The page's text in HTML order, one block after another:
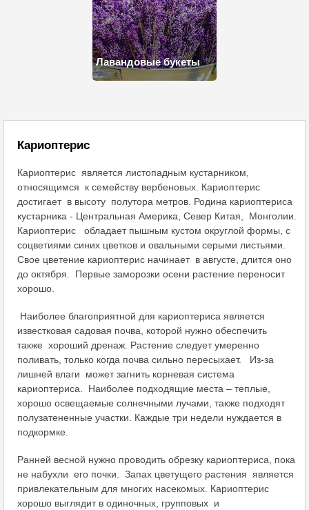
Лавандовые букеты
Кариоптерис
Кариоптерис является листопадным кустарником,
относящимся к семейству вербеновых. Кариоптерис
достигает в высоту полутора метров. Родина кариоптериса
кустарника - Центральная Америка, Север Китая, Монголии.
Кариоптерис
обладает пышным кустом округлой формы, с
соцветиями синих цветков и овальными серыми листьями.
Свое цветение кариоптерис начинает в августе, длится оно
до октября. Первые заморозки осени растение переносит
хорошо.
Наиболее благоприятной для кариоптериса является
известковая садовая почва, которой нужно обеспечить
также хороший дренаж. Растение следует умеренно
поливать, только когда почва сильно пересыхает. Из-за
лишней влаги может загнить корневая система
кариоптериса. Наиболее подходящие места – теплые,
хорошо освещаемые солнечными лучами, также подходят
полузатененные участки. Каждые три недели нуждается в
подкормке.
Ранней весной нужно проводить обрезку кариоптериса, пока
не набухли его почки. Запах цветущего растения является
привлекательным для многих насекомых. Кариоптерис
хорошо выглядит в одиночных, групповых и